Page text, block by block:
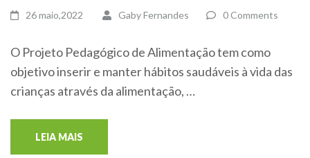
26 maio,2022 Gaby Fernandes 0 Comments
O Projeto Pedagógico de Alimentação tem como
objetivo inserir e manter hábitos saudáveis à vida das
crianças através da alimentação, …
LEIA MAIS